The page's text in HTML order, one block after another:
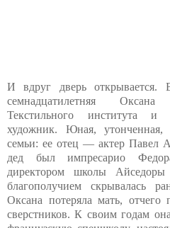
И вдруг дверь
семнадцатилетняя
Текстильного института и
художник. Юная, утонченная,
семьи: ее отец — актер Павел
дед был импресарио
директором школы
благополучием скрывалась
Оксана потеряла мать, отчего
сверстников. К своим годам